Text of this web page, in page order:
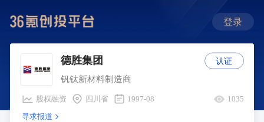
登录
德胜集团
钒钛新材料制造商
股权融资 四川省 1997-08 1035
寻求报道
认证